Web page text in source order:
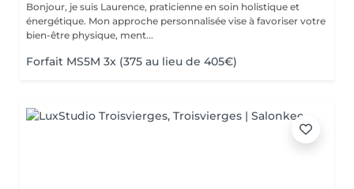
Bonjour, je suis Laurence, praticienne en soin holistique et
énergétique. Mon approche personnalisée vise à favoriser votre
bien-être physique, ment...
Forfait MS5M 3x (375 au lieu de 405€)